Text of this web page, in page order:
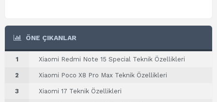
ÖNE ÇIKANLAR
1 Xiaomi Redmi Note 15 Special Teknik Özellikleri
2 Xiaomi Poco X8 Pro Max Teknik Özellikleri
3 Xiaomi 17 Teknik Özellikleri